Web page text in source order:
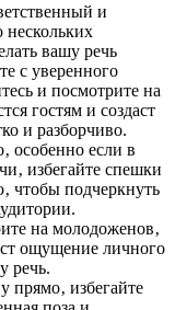
и
вашу речь
с уверенного
и посмотрите на
гостям и создаст
и разборчиво.
особенно если в
избегайте спешки
чтобы подчеркнуть
на молодоженов‚
ощущение личного
речь.
прямо‚ избегайте